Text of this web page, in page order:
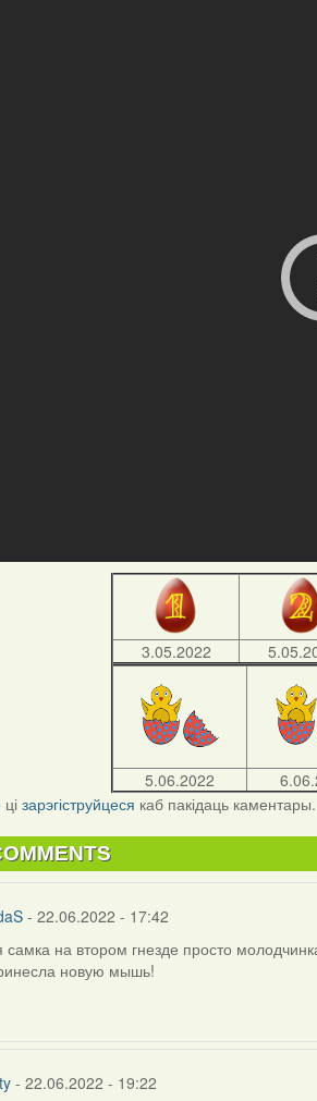
3.05.2022
5.06.2022
цізарэгіструйцеся каб пакідаць каментары.
- 22.06.2022 - 17:42
самка на втором гнезде просто
новую мышь!
- 22.06.2022 - 19:22